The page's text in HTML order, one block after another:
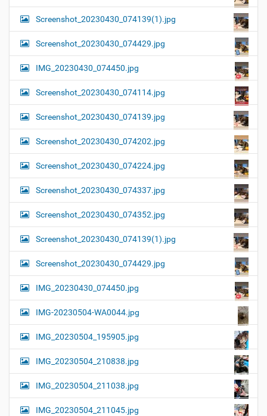
Screenshot_20230430_074139(1).jpg
Screenshot_20230430_074429.jpg
IMG_20230430_074450.jpg
Screenshot_20230430_074114.jpg
Screenshot_20230430_074139.jpg
Screenshot_20230430_074202.jpg
Screenshot_20230430_074224.jpg
Screenshot_20230430_074337.jpg
Screenshot_20230430_074352.jpg
Screenshot_20230430_074139(1).jpg
Screenshot_20230430_074429.jpg
IMG_20230430_074450.jpg
IMG-20230504-WA0044.jpg
IMG_20230504_195905.jpg
IMG_20230504_210838.jpg
IMG_20230504_211038.jpg
IMG_20230504_211045.jpg